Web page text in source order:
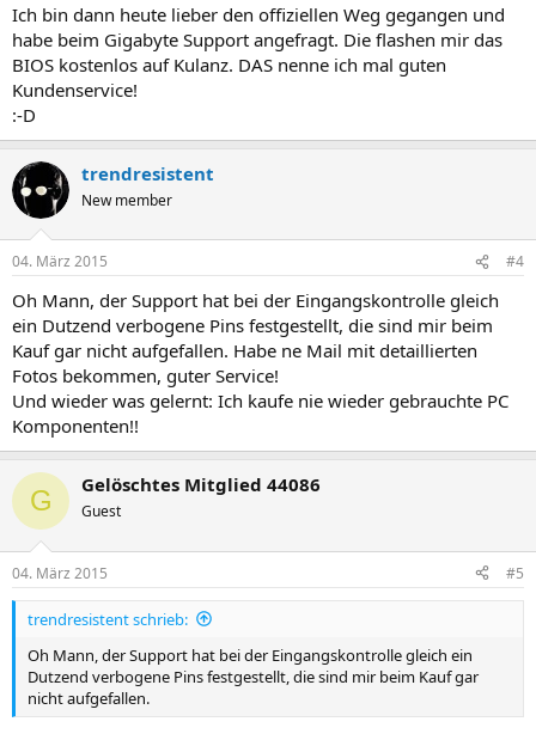
Ich bin dann heute lieber den offiziellen Weg gegangen und
habe beim Gigabyte Support angefragt. Die flashen mir das
BIOS kostenlos auf Kulanz. DAS nenne ich mal guten
Kundenservice!
:-D
trendresistent
New member
04. März 2015 #4
Oh Mann, der Support hat bei der Eingangskontrolle gleich
ein Dutzend verbogene Pins festgestellt, die sind mir beim
Kauf gar nicht aufgefallen. Habe ne Mail mit detaillierten
Fotos bekommen, guter Service!
Und wieder was gelernt: Ich kaufe nie wieder gebrauchte PC
Komponenten!!
G Gelöschtes Mitglied 44086
Guest
04. März 2015 #5
trendresistent schrieb:
Oh Mann, der Support hat bei der Eingangskontrolle gleich ein
Dutzend verbogene Pins festgestellt, die sind mir beim Kauf gar
nicht aufgefallen.